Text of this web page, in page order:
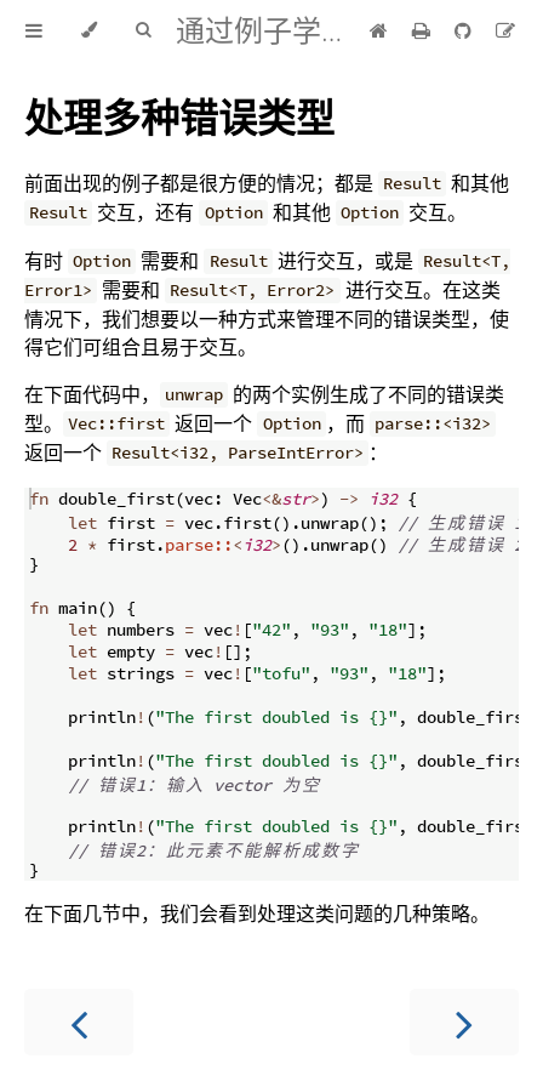
通过例子学 Rust 中文版
处理多种错误类型
前面出现的例子都是很方便的情况；都是 Result 和其他
Result 交互，还有 Option 和其他 Option 交互。
有时 Option 需要和 Result 进行交互，或是 Result<T,
Error1> 需要和 Result<T, Error2> 进行交互。在这类
情况下，我们想要以一种方式来管理不同的错误类型，使
得它们可组合且易于交互。
在下面代码中，
unwrap 的两个实例生成了不同的错误类
型。
Vec::first 返回一个 Option ，而 parse::<i32>
返回一个 Result<i32, ParseIntError> ：
fn double_first(vec: Vec<&str>) -> i32 {
let first = vec.first() .unwrap() ; // 生成 错 误 1
2 * first.parse::<i32>() .unwrap() // 生成 错 误 2
}
fn main()
{
let numbers = vec! ["42" , "93" , "18"] ;
let empty = vec! [] ;
let strings = vec! ["tofu" , "93" , "18"] ;
    println
! ("The first doubled is {}" , double_first
    println
! ("The first doubled is {}" , double_first
// 错 误1： 输入 vector 为空
    println
! ("The first doubled is {}" , double_first
// 错 误2： 此元素不能解析成 数 字
}
在下面几节中，我们会看到处理这类问题的几种策略。